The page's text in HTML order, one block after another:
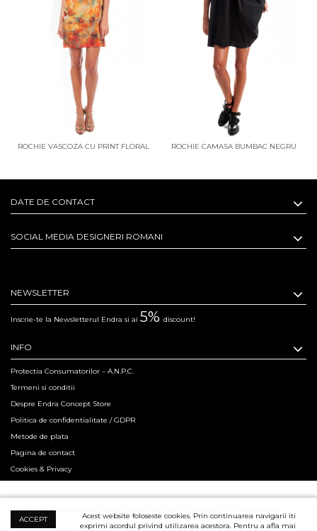
ROCHIE VASCOZA CU PRINT FLORAL
ROCHIE CAMASA BUMBAC NEGRU
DATE DE CONTACT
SOCIAL MEDIA DESIGNERI ROMANI
NEWSLETTER
Inscrie-te la Newsletterul Endra si ai 5% discount!
INFO
Protectia Consumatorilor – A.N.P.C.
Termeni si conditii
Despre Endra Concept Store
Politica de confidentialitate / GDPR
Metode de plata
Pagina de contact
Cookies & Privacy
Hosted & Powered by Creation Code since 2011. Copyright 2015 ENDRA® All
ACCEPT
Acest website foloseste cookies. Prin continuarea navigarii iti
exprimi acordul privind utilizarea acestora. Pentru a afla mai